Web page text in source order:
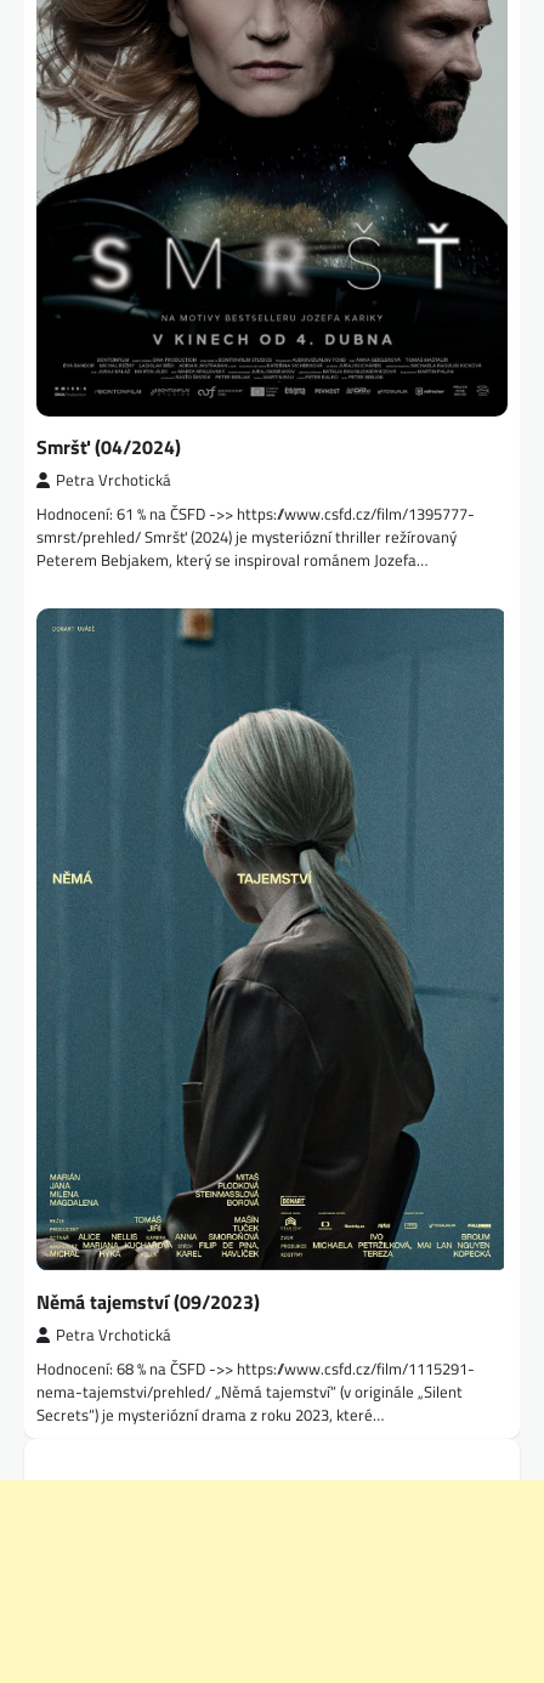
Smršť (04/2024)
Petra Vrchotická
Hodnocení: 61 % na ČSFD ->> https://www.csfd.cz/film/1395777-
smrst/prehled/ Smršť (2024) je mysteriózní thriller režírovaný
Peterem Bebjakem, který se inspiroval románem Jozefa…
Němá tajemství (09/2023)
Petra Vrchotická
Hodnocení: 68 % na ČSFD ->> https://www.csfd.cz/film/1115291-
nema-tajemstvi/prehled/ „Němá tajemství“ (v originále „Silent
Secrets“) je mysteriózní drama z roku 2023, které…